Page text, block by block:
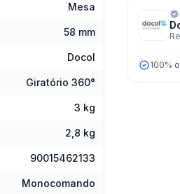
Mesa
58 mm
Docol
Giratório 360°
3 kg
2,8 kg
90015462133
Monocomando
100%